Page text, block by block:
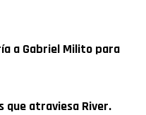
a Gabriel Milito para
que atraviesa River.